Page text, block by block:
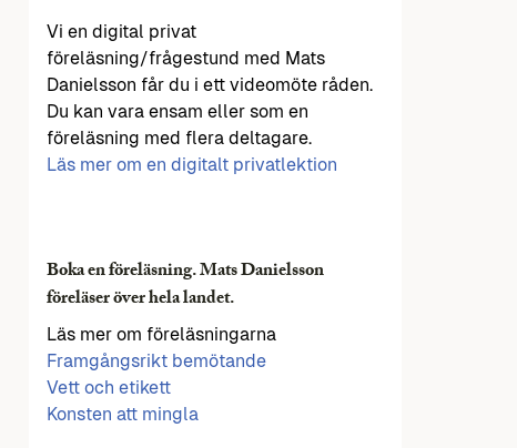
Vi en digital privat
föreläsning/frågestund med Mats
Danielsson får du i ett videomöte råden.
Du kan vara ensam eller som en
föreläsning med flera deltagare.
Läs mer om en digitalt privatlektion
Boka en föreläsning. Mats Danielsson
föreläser över hela landet.
Läs mer om föreläsningarna
Framgångsrikt bemötande
Vett och etikett
Konsten att mingla